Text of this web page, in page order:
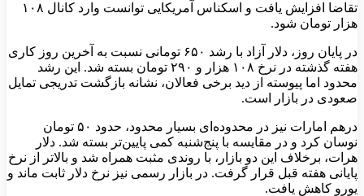
تقاضا افزایش یافت و اسکناس آمریکایی توانست وارد کانال ۱۰۸
هزار تومان شود.
در پایان روز، دلار آزاد با رشد ۶۵۰ تومانی نسبت به آخرین روز کاری
هفته گذشته در نرخ ۱۰۸ هزار و ۲۹۰ تومان بسته شد. این رشد
محدود اما پیوسته از دید برخی فعالان، نشانه‌ بازگشت تدریجی تمایل
صعودی در بازار است.
درهم امارات نیز در محدوده‌ای بسیار محدود، حدود ۵۰ تومان
نوسان کرد و در مقایسه با پنج‌شنبه کمی پایین‌تر بسته شد. دلار
هرات، برخلاف این دو بازار، با روندی مثبت همراه شد و بالاتر از نرخ
پایانی هفته قبل قرار گرفت. در بازار رسمی نیز نرخ دلار ثابت ماند و
یورو کاهش یافت.